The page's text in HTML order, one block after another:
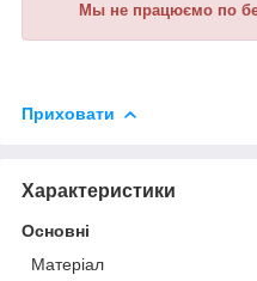
Мы не працюємо по
Приховати
Характеристики
Основні
Матеріал